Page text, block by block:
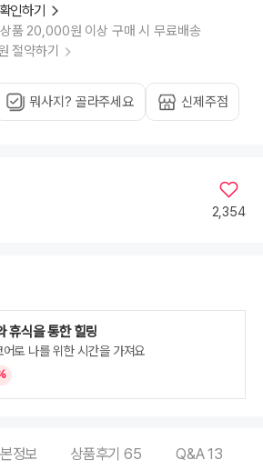
인하기
품 20,000원 이상 구매 시 무료배송
절약하기
뭐사지? 골라주세요 신제주점
2,354
휴식을 통한 힐링
어로 나를 위한 시간을 가져요
정보 상품후기65 Q&A13